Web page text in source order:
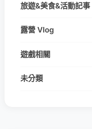
旅遊&美食&活動記事
露營 Vlog
遊戲相關
未分類